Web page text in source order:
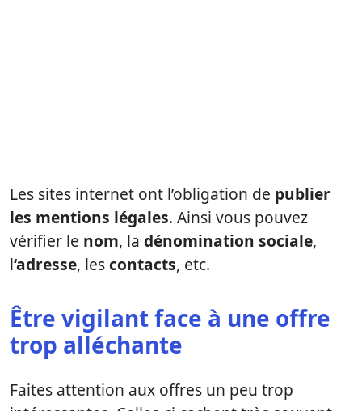
Les sites internet ont l’obligation de publier
les mentions légales. Ainsi vous pouvez
vérifier le nom, la dénomination sociale,
l‘adresse, lescontacts, etc.
Être vigilant face à une offre
trop alléchante
Faites attention aux offres un peu trop